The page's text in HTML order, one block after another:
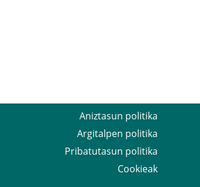
Aniztasun politika
Argitalpen politika
Pribatutasun politika
Cookieak